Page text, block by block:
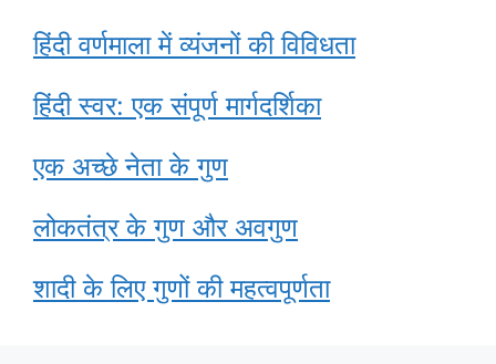
हिंदी वर्णमाला में व्यंजनों की विविधता
हिंदी स्वर: एक संपूर्ण मार्गदर्शिका
एक अच्छे नेता के गुण
लोकतंत्र के गुण और अवगुण
शादी के लिए गुणों की महत्वपूर्णता